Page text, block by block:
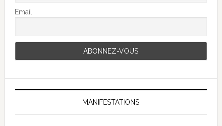
Email
MANIFESTATIONS